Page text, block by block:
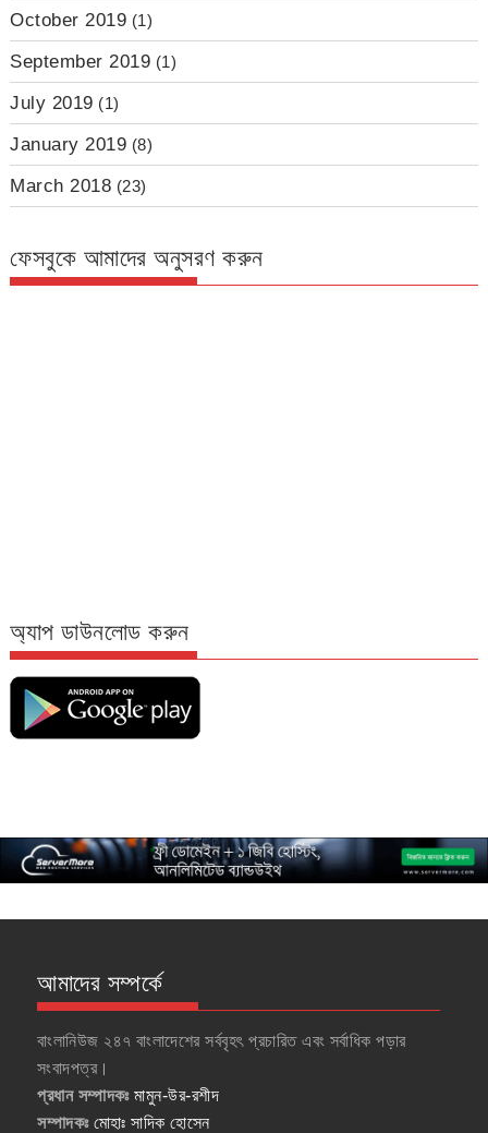
October 2019 (1)
September 2019 (1)
July 2019 (1)
January 2019 (8)
March 2018 (23)
ফেসবুকে আমাদের অনুসরণ করুন
অ্যাপ ডাউনলোড করুন
আমাদের সম্পর্কে
বাংলানিউজ ২৪৭ বাংলাদেশের সর্ববৃহৎ প্রচারিত এবং সর্বাধিক পড়ার
সংবাদপত্র।
প্রধান সম্পাদকঃমামুন-উর-রশীদ
সম্পাদকঃ মোহাঃ সাদিক হোসেন